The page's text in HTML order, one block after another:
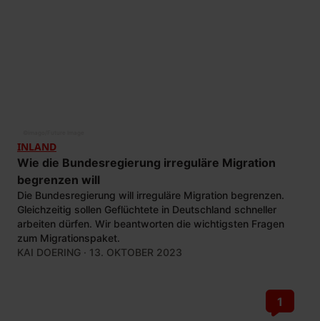
INLAND
Wie die Bundesregierung irreguläre Migration
begrenzen will
Die Bundesregierung will irreguläre Migration begrenzen.
Gleichzeitig sollen Geflüchtete in Deutschland schneller
arbeiten dürfen. Wir beantworten die wichtigsten Fragen
zum Migrationspaket.
KAI DOERING · 13. OKTOBER 2023
1